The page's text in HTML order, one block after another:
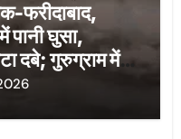
फरीदाबाद,
पानी घुसा,
दबे; गुरुग्राम में